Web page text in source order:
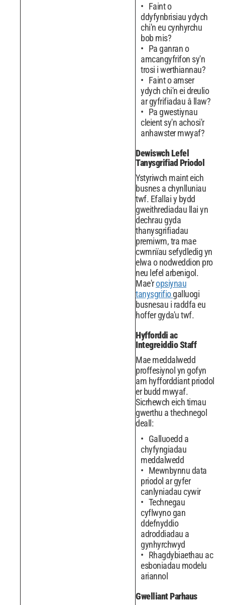
Faint o
ddyfynbrisiau ydych
chi'n eu cynhyrchu
bob mis?
Pa ganran o
amcangyfrifon sy'n
trosi i werthiannau?
Faint o amser
ydych chi'n ei dreulio
ar gyfrifiadau â llaw?
Pa gwestiynau
cleient sy'n achosi'r
anhawster mwyaf?
Dewiswch Lefel
Tanysgrifiad Priodol
Ystyriwch maint eich
busnes a chynlluniau
twf. Efallai y bydd
gweithrediadau llai yn
dechrau gyda
thanysgrifiadau
premiwm, tra mae
cwmnïau sefydledig yn
elwa o nodweddion pro
neu lefel arbenigol.
Mae'ropsiynau
tanysgrifiogalluogi
busnesau i raddfa eu
hoffer gyda'u twf.
Hyfforddi ac
Integreiddio Staff
Mae meddalwedd
proffesiynol yn gofyn
am hyfforddiant priodol
er budd mwyaf.
Sicrhewch eich timau
gwerthu a thechnegol
deall:
Galluoedd a
chyfyngiadau
meddalwedd
Mewnbynnu data
priodol ar gyfer
canlyniadau cywir
Technegau
cyflwyno gan
ddefnyddio
adroddiadau a
gynhyrchwyd
Rhagdybiaethau ac
esboniadau modelu
ariannol
Gwelliant Parhaus